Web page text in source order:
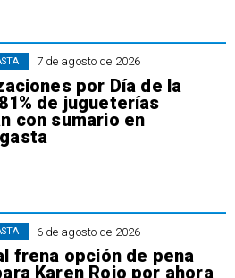
7 de agosto de 2026
por Día de la
de jugueterías
con sumario en
6 de agosto de 2026
frena opción de pena
Karen Rojo por ahora